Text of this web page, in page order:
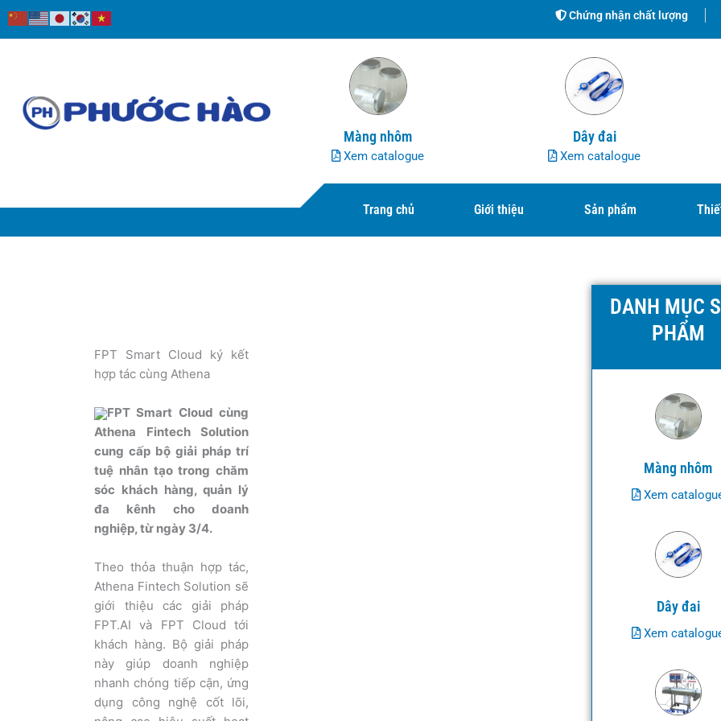
Nhảy
tới
Chứng nhận chất lượng
Màng nhôm
Xem catalogue
Dây đai
Xem catalogue
Trang chủ Giới thiệu Sản phẩm
FPT Smart Cloud ký kết
hợp tác cùng Athena
FPT Smart Cloud cùng
Athena Fintech Solution
cung cấp bộ giải pháp trí
tuệ nhân tạo trong chăm
sóc khách hàng, quản lý
đa kênh cho doanh
nghiệp, từ ngày 3/4.
Theo thỏa thuận hợp tác,
Athena Fintech Solution sẽ
giới thiệu các giải pháp
FPT.AI và FPT Cloud tới
khách hàng. Bộ giải pháp
này giúp doanh nghiệp
nhanh chóng tiếp cận, ứng
dụng công nghệ cốt lõi,
DANH MỤC
PHẨM
Màng nhôm
Xem
Dây đai
Xem